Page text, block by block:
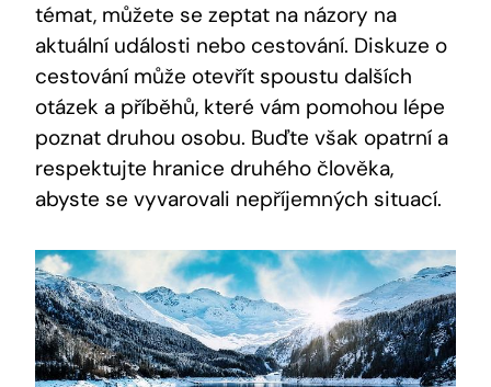
témat, můžete se zeptat na názory na
aktuální události nebo cestování. Diskuze o
cestování může otevřít spoustu dalších
otázek a příběhů, které vám pomohou lépe
poznat druhou osobu. Buďte však opatrní a
respektujte hranice druhého člověka,
abyste se vyvarovali nepříjemných situací.